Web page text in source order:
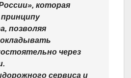
которая
позволяя
через
сервиса и